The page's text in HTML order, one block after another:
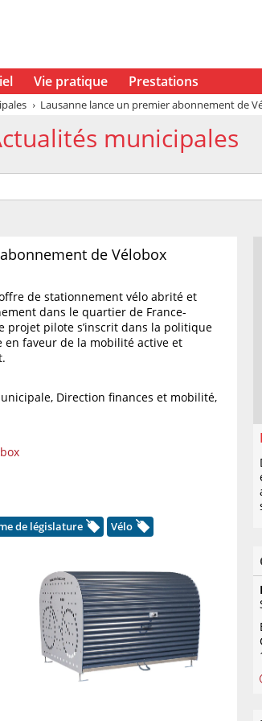
Vie pratique Prestations
Lausanne lance un premier abonnement de
municipales
de Vélobox
de stationnement vélo abrité et
dans le quartier de France-
projet pilote s’inscrit dans la politique
en faveur de la mobilité active et
Direction finances et mobilité,
de législature Vélo